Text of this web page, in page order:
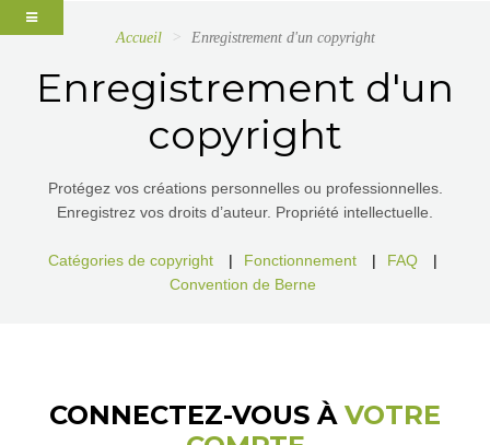
Accueil Enregistrement d'un copyright
Enregistrement d'un
copyright
Protégez vos créations personnelles ou professionnelles.
Enregistrez vos droits d’auteur. Propriété intellectuelle.
Catégories de copyright | Fonctionnement | FAQ
|
Convention de Berne
CONNECTEZ-VOUS À VOTRE